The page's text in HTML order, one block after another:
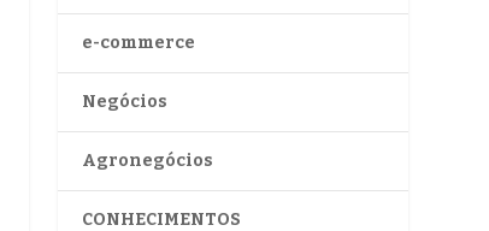
e-commerce
Negócios
Agronegócios
CONHECIMENTOS